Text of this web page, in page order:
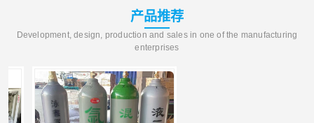
产品推荐
Development, design, production and sales in one of the manufacturing
enterprises